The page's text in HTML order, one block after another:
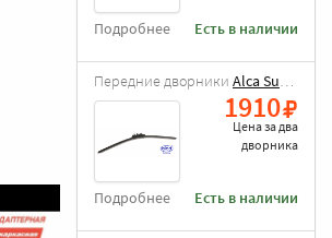
Есть в наличии
Подробнее
Передние дворники Alca Super Flat
1910
Цена задва
дворника
Есть в наличии
Подробнее